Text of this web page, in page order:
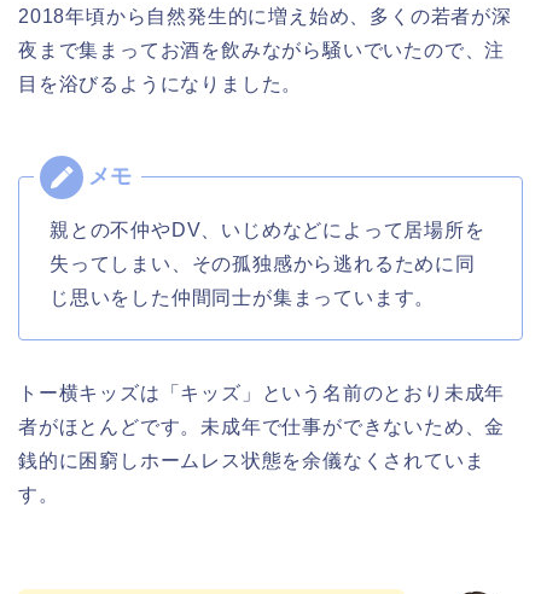
2018年頃から自然発生的に増え始め、多くの若者が深
夜まで集まってお酒を飲みながら騒いでいたので、注
目を浴びるようになりました。
親との不仲やDV、いじめなどによって居場所を
失ってしまい、その孤独感から逃れるために同
じ思いをした仲間同士が集まっています。
トー横キッズは「キッズ」という名前のとおり未成年
者がほとんどです。 未成年で仕事ができないため、金
銭的に困窮しホームレス状態を余儀なくされていま
す。